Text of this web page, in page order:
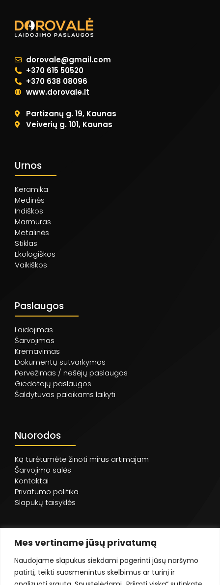
Mes vertiname jūsų privatumą
Naudojame slapukus siekdami pagerinti jūsų naršymo
patirtį, teikti suasmenintus skelbimus ar turinį ir
dorovale@gmail.com
+370 615 50520
+370 638 08096
www.dorovale.lt
Partizanų g. 19, Kaunas
Veiverių g. 101, Kaunas
Urnos
Keramika
Medinės
Indiškos
Marmuras
Metalinės
Stiklas
Ekologiškos
Vaikiškos
Paslaugos
Laidojimas
Šarvojimas
Kremavimas
Dokumentų sutvarkymas
Pervežimas / nešėjų paslaugos
Giedotojų paslaugos
Šaldytuvas palaikams laikyti
Nuorodos
Ką turėtumėte žinoti mirus artimajam
Šarvojimo salės
Kontaktai
Privatumo politika
Slapukų taisyklės